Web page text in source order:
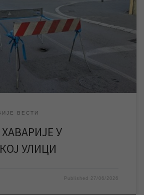
Зрењанин у понедељак почиње
на канализационој мрежи у
чега ће доћи до промена у режиму
наведени радови. ЈКП „Водовод и
у понедељак почиње са припремним,
радовима на санацији хаварије […]
ВЕСТИ
У
УЛИЦИ
Published 27/06/2026